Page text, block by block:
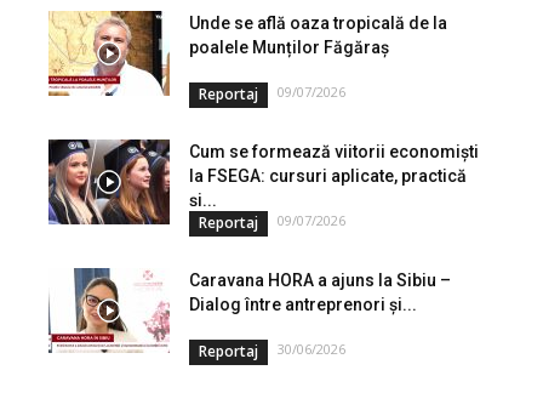
Unde se află oaza tropicală de la
poalele Munților Făgăraș
Reportaj 09/07/2026
Cum se formează viitorii economiști
la FSEGA: cursuri aplicate, practică
și...
Reportaj 09/07/2026
Caravana HORA a ajuns la Sibiu –
Dialog între antreprenori și...
Reportaj 30/06/2026